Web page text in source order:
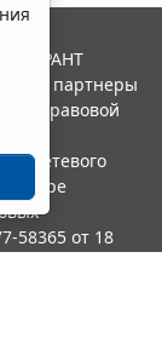
ГАРАНТ
и ее партнеры
правовой
сетевого
сфере
58365 от 18